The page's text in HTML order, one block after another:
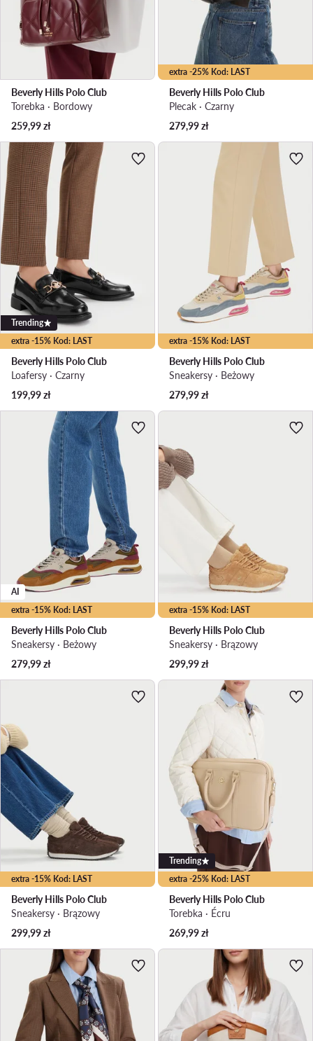
Beverly Hills Polo Club
Torebka · Bordowy
259,99zł
extra -25% Kod: LAST
Beverly Hills Polo Club
Plecak · Czarny
279,99zł
extra -15% Kod: LAST
Trending
Beverly Hills Polo Club
Loafersy · Czarny
199,99zł
extra -15% Kod: LAST
Beverly Hills Polo Club
Sneakersy · Beżowy
279,99zł
extra -15% Kod: LAST
AI
Beverly Hills Polo Club
Sneakersy · Beżowy
279,99zł
extra -15% Kod: LAST
Beverly Hills Polo Club
Sneakersy · Brązowy
299,99zł
extra -15% Kod: LAST
Beverly Hills Polo Club
Sneakersy · Brązowy
299,99zł
extra -25% Kod: LAST
Trending
Beverly Hills Polo Club
Torebka · Écru
269,99zł